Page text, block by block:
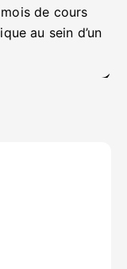
de cours
au sein d’un